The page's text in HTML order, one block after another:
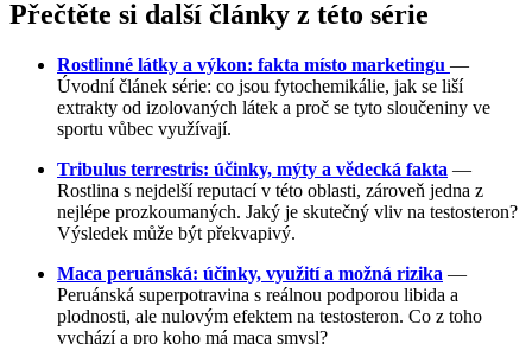
Přečtěte si další články z této série
Rostlinné látky a výkon: fakta místo marketingu —
Úvodní článek série: co jsou fytochemikálie, jak se liší
extrakty od izolovaných látek a proč se tyto sloučeniny ve
sportu vůbec využívají.
Tribulus terrestris: účinky, mýty a vědecká fakta —
Rostlina s nejdelší reputací v této oblasti, zároveň jedna z
nejlépe prozkoumaných. Jaký je skutečný vliv na testosteron?
Výsledek může být překvapivý.
Maca peruánská: účinky, využití a možná rizika —
Peruánská superpotravina s reálnou podporou libida a
plodnosti, ale nulovým efektem na testosteron. Co z toho
vychází a pro koho má maca smysl?